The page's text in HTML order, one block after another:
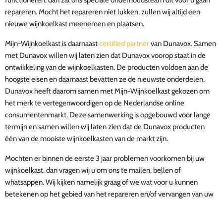
repareren. Mocht het repareren niet lukken, zullen wij altijd een
nieuwe wijnkoelkast meenemen en plaatsen.
Mijn-Wijnkoelkast is daarnaastcertified partnervan Dunavox. Samen
met Dunavox willen wij laten zien dat Dunavox voorop staat in de
ontwikkeling van de wijnkoelkasten. De producten voldoen aan de
hoogste eisen en daarnaast bevatten ze de nieuwste onderdelen.
Dunavox heeft daarom samen met Mijn-Wijnkoelkast gekozen om
het merk te vertegenwoordigen op de Nederlandse online
consumentenmarkt. Deze samenwerking is opgebouwd voor lange
termijn en samen willen wij laten zien dat de Dunavox producten
één van de mooiste wijnkoelkasten van de markt zijn.
Mochten er binnen de eerste 3 jaar problemen voorkomen bij uw
wijnkoelkast, dan vragen wij u om ons te mailen, bellen of
whatsappen. Wij kijken namelijk graag of we wat voor u kunnen
betekenen op het gebied van het repareren en/of vervangen van uw